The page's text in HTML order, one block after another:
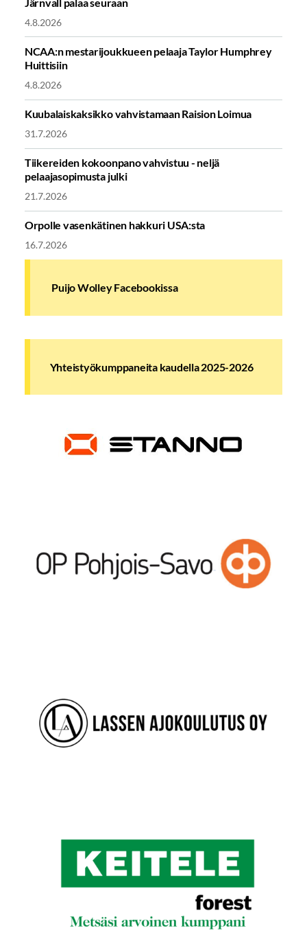
4.8.2026
NCAA:n mestarijoukkueen pelaaja Taylor Humphrey
Huittisiin
4.8.2026
Kuubalaiskaksikko vahvistamaan Raision Loimua
31.7.2026
Tiikereiden kokoonpano vahvistuu - neljä
pelaajasopimusta julki
21.7.2026
Orpolle vasenkätinen hakkuri USA:sta
16.7.2026
Puijo Wolley Facebookissa
Yhteistyökumppaneita kaudella 2025-2026